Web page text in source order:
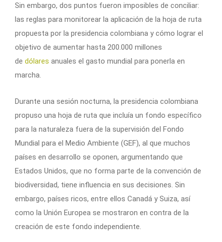
Sin embargo, dos puntos fueron imposibles de conciliar:
las reglas para monitorear la aplicación de la hoja de ruta
propuesta por la presidencia colombiana y cómo lograr el
objetivo de aumentar hasta 200.000 millones
de dólares anuales el gasto mundial para ponerla en
marcha.
Durante una sesión nocturna, la presidencia colombiana
propuso una hoja de ruta que incluía un fondo específico
para la naturaleza fuera de la supervisión del Fondo
Mundial para el Medio Ambiente (GEF), al que muchos
países en desarrollo se oponen, argumentando que
Estados Unidos, que no forma parte de la convención de
biodiversidad, tiene influencia en sus decisiones. Sin
embargo, países ricos, entre ellos Canadá y Suiza, así
como la Unión Europea se mostraron en contra de la
creación de este fondo independiente.